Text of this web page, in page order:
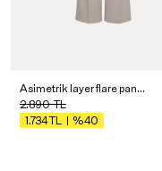
Asimetrik layer flare pantolon
2.890TL
1.734
%40